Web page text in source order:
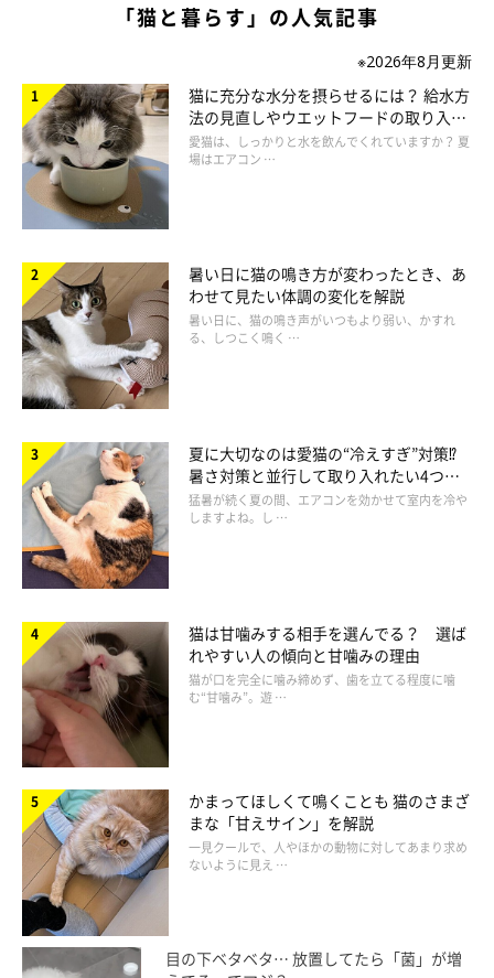
「猫と暮らす」の人気記事
※2026年8月更新
猫に充分な水分を摂らせるには？ 給水方
法の見直しやウエットフードの取り入れ
方を解説
愛猫は、しっかりと水を飲んでくれていますか？ 夏
場はエアコン …
暑い日に猫の鳴き方が変わったとき、あ
わせて見たい体調の変化を解説
暑い日に、猫の鳴き声がいつもより弱い、かすれ
る、しつこく鳴く …
夏に大切なのは愛猫の“冷えすぎ”対策⁉
暑さ対策と並行して取り入れたい4つの
工夫
猛暑が続く夏の間、エアコンを効かせて室内を冷や
しますよね。し …
猫は甘噛みする相手を選んでる？ 選ば
れやすい人の傾向と甘噛みの理由
猫が口を完全に噛み締めず、歯を立てる程度に噛
む“甘噛み”。遊 …
かまってほしくて鳴くことも 猫のさまざ
まな「甘えサイン」を解説
一見クールで、人やほかの動物に対してあまり求め
ないように見え …
目の下ベタベタ… 放置してたら「菌」が増